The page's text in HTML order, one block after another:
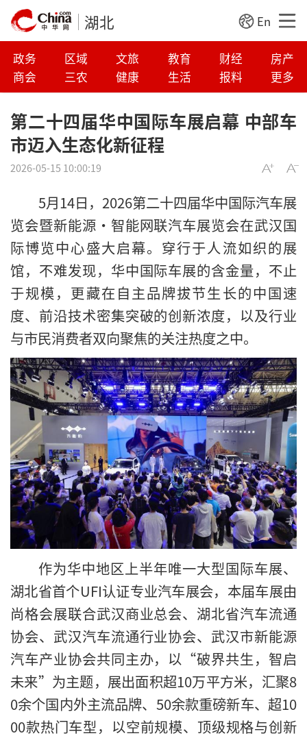
湖北 En
政务 区域 文旅 教育 财经
房产
商会
三农 健康 生活 报料 更多
第二十四届华中国际车展启幕 中部车
市迈入生态化新征程
2026-05-15 10:00:19
5月14日，2026第二十四届华中国际汽车展
览会暨新能源・智能网联汽车展览会在武汉国
际博览中心盛大启幕。穿行于人流如织的展
馆，不难发现，华中国际车展的含金量，不止
于规模，更藏在自主品牌拔节生长的中国速
度、前沿技术密集突破的创新浓度，以及行业
与市民消费者双向聚焦的关注热度之中。
作为华中地区上半年唯一大型国际车展、
湖北省首个UFI认证专业汽车展会，本届车展由
尚格会展联合武汉商业总会、湖北省汽车流通
协会、武汉汽车流通行业协会、武汉市新能源
汽车产业协会共同主办，以“破界共生，智启
未来”为主题，展出面积超10万平方米，汇聚8
0余个国内外主流品牌、50余款重磅新车、超10
00款热门车型，以空前规模、顶级规格与创新